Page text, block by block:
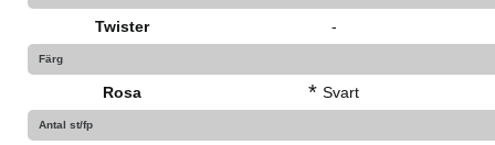
Twister -
Färg
Rosa * Svart
Antal st/fp